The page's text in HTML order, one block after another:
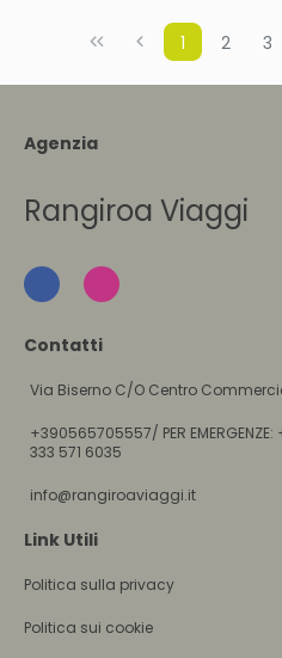
1 2 3
Agenzia
Rangiroa Viaggi
Contatti
Via Biserno C/O Centro
+390565705557/ PER
333 571 6035
info@rangiroaviaggi.it
Link Utili
Politica sulla privacy
Politica sui cookie